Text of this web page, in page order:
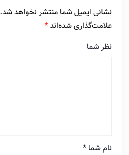
نشانی ایمیل شما منتشر نخواهد شد.
علامت‌گذاری شده‌اند*
نظر شما
نام شما *